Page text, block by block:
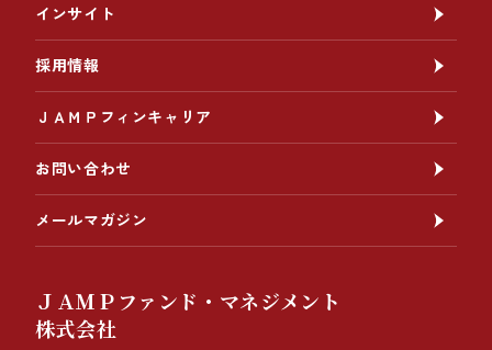
インサイト
採用情報
ＪＡＭＰフィンキャリア
お問い合わせ
メールマガジン
ＪＡＭＰファンド・マネジメント
株式会社